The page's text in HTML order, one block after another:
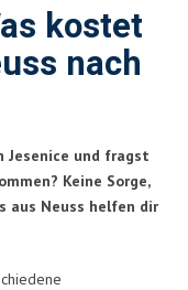
kostet
nach
Jesenice und fragst
Keine Sorge,
aus Neuss helfen dir